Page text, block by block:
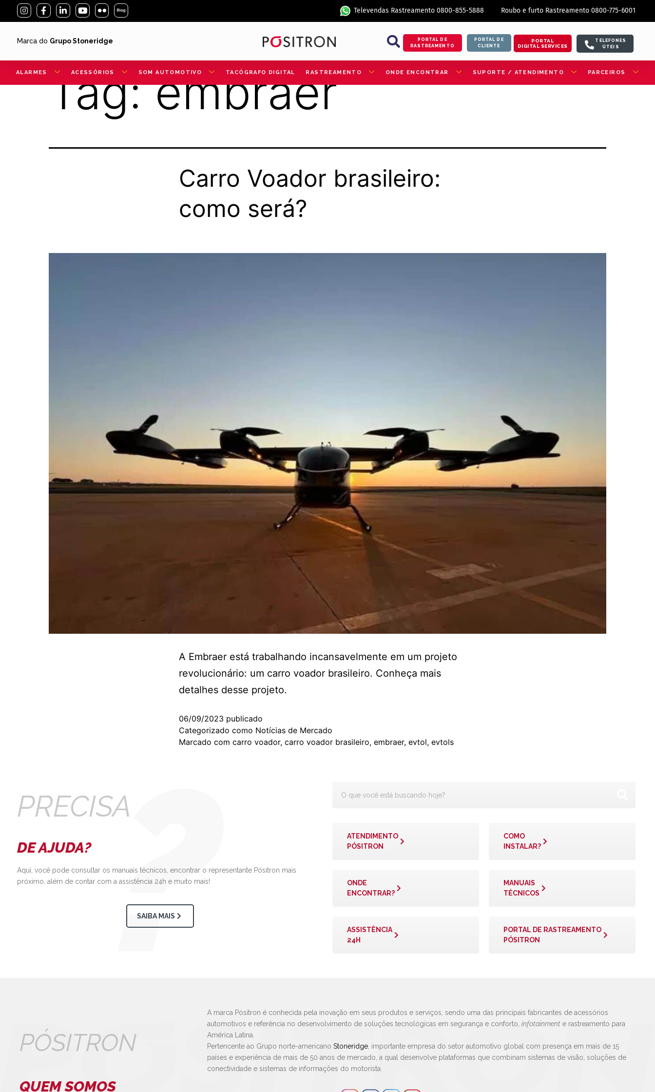
Televendas Rastreamento 0800-855-5888 Roubo e furto Rastreamento 0800-775-6001
Marca do Grupo Stoneridge
PORTAL DE
RASTREAMENTO
PORTAL DE
CLIENTE
PORTAL
DIGITAL SERVICES
TELEFONES
ÚTEIS
ALARMES ACESSÓRIOS SOM AUTOMOTIVO TACÓGRAFO DIGITAL RASTREAMENTO ONDE ENCONTRAR SUPORTE / ATENDIMENTO PARCEIROS
Tag:embraer
Carro Voador brasileiro:
como será?
A Embraer está trabalhando incansavelmente em um projeto
revolucionário: um carro voador brasileiro. Conheça mais
detalhes desse projeto.
06/09/2023 publicado
Categorizado como Notícias de Mercado
Marcado com carro voador, carro voador brasileiro, embraer, evtol, evtols
PRECISA
DE AJUDA?
Aqui, você pode consultar os manuais técnicos, encontrar o representante Pósitron mais
próximo, além de contar com a assistência 24h e muito mais!
SAIBA MAIS
ATENDIMENTO
PÓSITRON
COMO
INSTALAR?
ONDE
ENCONTRAR?
MANUAIS
TÉCNICOS
ASSISTÊNCIA
24H
PORTAL DE RASTREAMENTO
PÓSITRON
PÓSITRON
QUEM SOMOS
A marca Pósitron é conhecida pela inovação em seus produtos e serviços, sendo uma das principais fabricantes de acessórios
automotivos e referência no desenvolvimento de soluções tecnológicas em segurança e conforto,infotainment e rastreamento para
América Latina.
Pertencente ao Grupo norte-americanoStoneridge , importante empresa do setor automotivo global com presença em mais de 15
países e experiência de mais de 50 anos de mercado, a qual desenvolve plataformas que combinam sistemas de visão, soluções de
conectividade e sistemas de informações do motorista.